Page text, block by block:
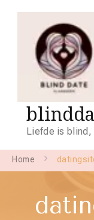
Liefde is blind,
Home